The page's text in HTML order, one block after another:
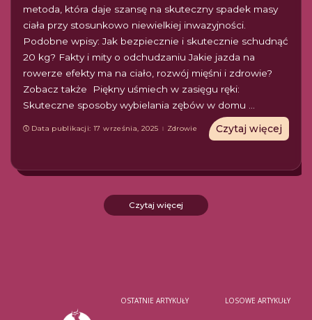
metoda, która daje szansę na skuteczny spadek masy
ciała przy stosunkowo niewielkiej inwazyjności.
Podobne wpisy: Jak bezpiecznie i skutecznie schudnąć
20 kg? Fakty i mity o odchudzaniu Jakie jazda na
rowerze efekty ma na ciało, rozwój mięśni i zdrowie?
Zobacz także Piękny uśmiech w zasięgu ręki:
Skuteczne sposoby wybielania zębów w domu ...
Data publikacji: 17 września, 2025 Zdrowie Czytaj więcej
Czytaj więcej
OSTATNIE ARTYKUŁY LOSOWE ARTYKUŁY